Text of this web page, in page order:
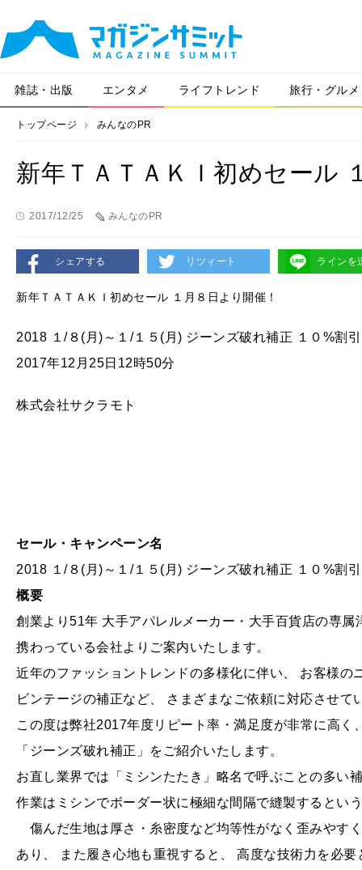
雑誌・出版 エンタメ ライフトレンド 旅行・グルメ
トップページ みんなのPR
新年ＴＡＴＡＫＩ初めセール
2017/12/25 みんなのPR
シェアする リツィート ラインを
新年ＴＡＴＡＫＩ初めセール １月８日より開催！
2018 １/８(月)～１/１５(月) ジーンズ破れ補正 １０%割
2017年12月25日12時50分
株式会社サクラモト
セール・キャンペーン名
2018 １/８(月)～１/１５(月) ジーンズ破れ補正 １０%割
概要
創業より51年 大手アパレルメーカー・大手百貨店の専
携わっている会社よりご案内いたします。
近年のファッショントレンドの多様化に伴い、 お客様の
ビンテージの補正など、 さまざまなご依頼に対応させて
この度は弊社2017年度リピート率・満足度が非常に高く
「ジーンズ破れ補正」をご紹介いたします。
お直し業界では「ミシンたたき」略名で呼ぶことの多い
作業はミシンでボーダー状に極細な間隔で縫製するとい
傷んだ生地は厚さ・糸密度など均等性がなく歪みやす
あり、 また履き心地も重視すると、 高度な技術力を必要